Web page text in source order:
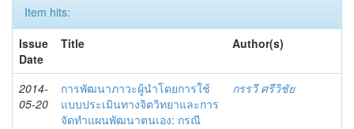
Item hits:
Issue
Date
Title Author(s)
2014-
05-20
การพัฒนาภาวะผู้นำโดยการใช้
แบบประเมินทางจิตวิทยาและการ
จัดทำแผนพัฒนาตนเอง: กรณี
กรรวี ศรีวิชัย